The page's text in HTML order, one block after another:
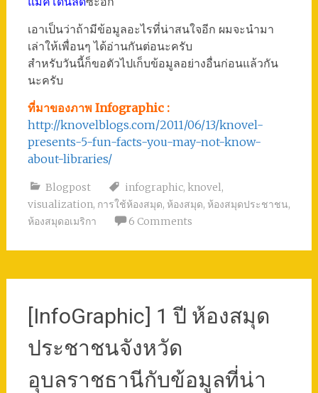
เอาเป็นว่าถ้ามีข้อมูลอะไรที่น่าสนใจอีก ผมจะนำมา
เล่าให้เพื่อนๆ ได้อ่านกันต่อนะครับ
สำหรับวันนี้ก็ขอตัวไปเก็บข้อมูลอย่างอื่นก่อนแล้วกัน
นะครับ
ที่มาของภาพ Infographic :
http://knovelblogs.com/2011/06/13/knovel-
presents-5-fun-facts-you-may-not-know-
about-libraries/
Blogpost infographic, knovel,
visualization, การใช้ห้องสมุด, ห้องสมุด, ห้องสมุดประชาชน,
ห้องสมุดอเมริกา
6 Comments
[InfoGraphic] 1 ปี ห้องสมุด
ประชาชนจังหวัด
อุบลราชธานีกับข้อมูลที่น่า